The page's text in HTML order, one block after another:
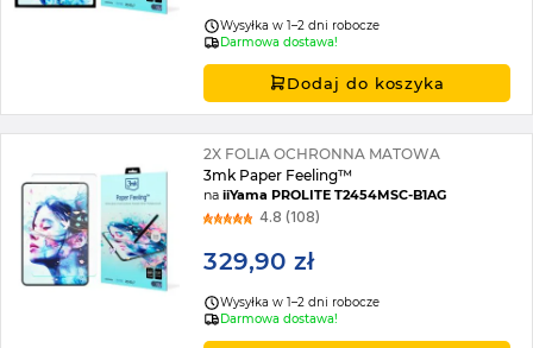
Wysyłka w 1–2 dni robocze
Darmowa dostawa!
Dodaj do koszyka
2X FOLIA OCHRONNA MATOWA
3mk Paper Feeling™
naiiYama PROLITE T2454MSC-B1AG
4.8 (108)
329,90 zł
Wysyłka w 1–2 dni robocze
Darmowa dostawa!